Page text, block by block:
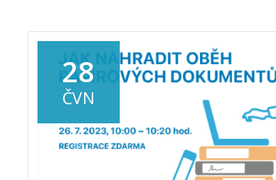
sestřih
z
akce:
Orchestrace
podnikových
28
ČVN